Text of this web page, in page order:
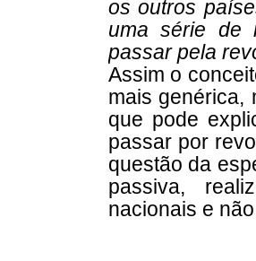
os outros
uma série de
passar pela
Assim o
mais
que pode
passar por
questão da
passiva,
nacionais e